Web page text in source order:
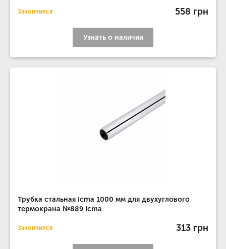
Закончился 558 грн
Узнать о наличии
Трубка стальная Icma 1000 мм для двухуглового
термокрана №889 Icma
Закончился 313 грн